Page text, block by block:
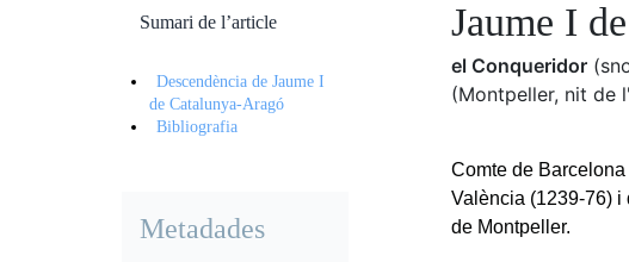
Jaume I
el Conqueridor
(Montpeller, nit de
Comte de
València (1239-76) i
de Montpeller.
Sumari de l’article
Descendència de Jaume I
de Catalunya-Aragó
Bibliografia
Metadades